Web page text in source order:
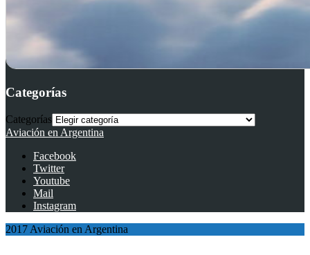
Categorías
Categorías
Aviación en Argentina
Facebook
Twitter
Youtube
Mail
Instagram
2017 Aviación en Argentina